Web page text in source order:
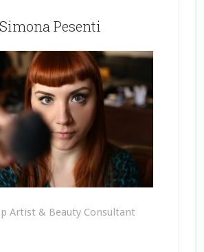
Simona Pesenti
Artist & Beauty Consultant